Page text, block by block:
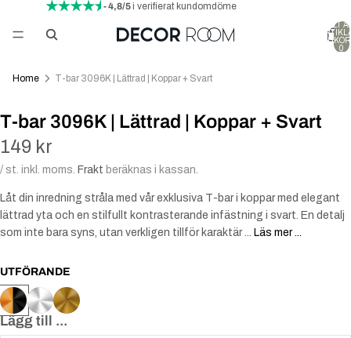
- 4,8/5i verifierat kundomdöme
TOTALT
0
Home T-bar 3096K | Lättrad | Koppar + Svart
T-bar 3096K | Lättrad | Koppar + Svart
149 kr
/ st. inkl. moms. Frakt beräknas i kassan.
Låt din inredning stråla med vår exklusiva T-bar i koppar med elegant
lättrad yta och en stilfullt kontrasterande infästning i svart. En detalj
som inte bara syns, utan verkligen tillför karaktär ... Läs mer ...
UTFÖRANDE
Lägg till ...